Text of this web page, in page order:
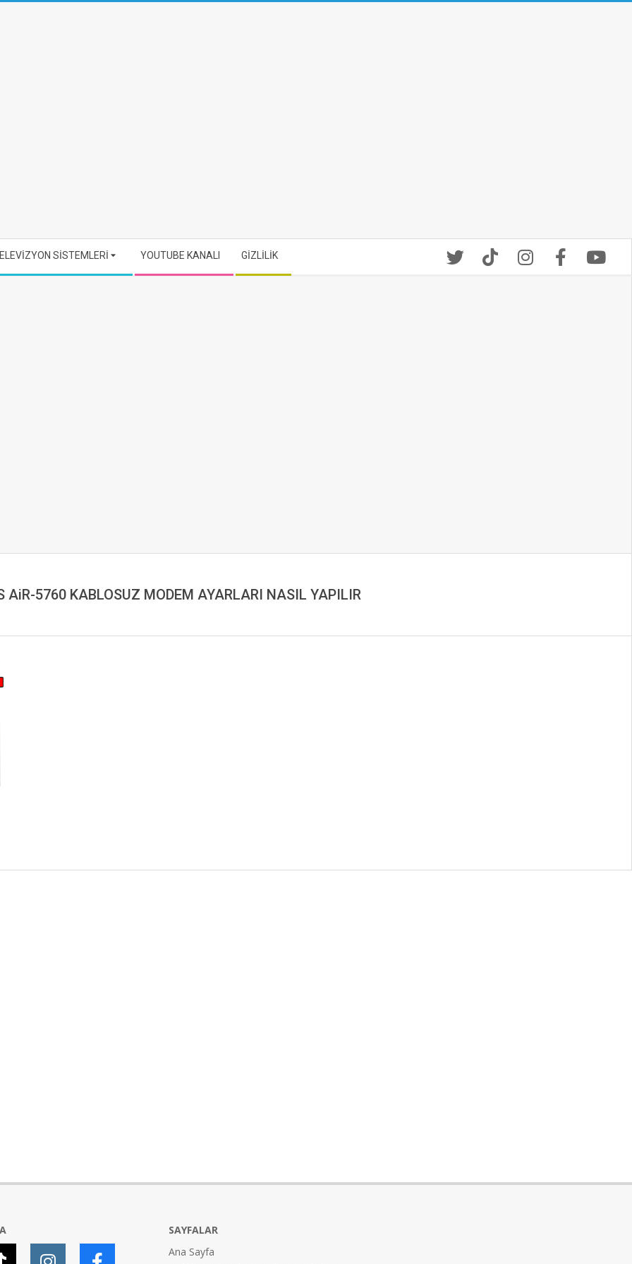
SİSTEMLERİ YOUTUBE KANALI GİZLİLİK
AiR-5760 KABLOSUZ MODEM AYARLARI NASIL YAPILIR
SAYFALAR
Ana Sayfa